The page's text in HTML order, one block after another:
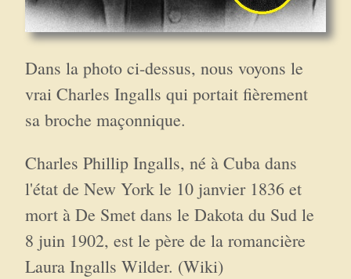
Dans la photo ci-dessus, nous voyons le
vrai Charles Ingalls qui portait fièrement
sa broche maçonnique.
Charles Phillip Ingalls, né à Cuba dans
l'état de New York le 10 janvier 1836 et
mort à De Smet dans le Dakota du Sud le
8 juin 1902, est le père de la romancière
Laura Ingalls Wilder. (Wiki)